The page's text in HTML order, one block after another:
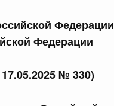
Федерации
Федерации
№ 330)
подписания